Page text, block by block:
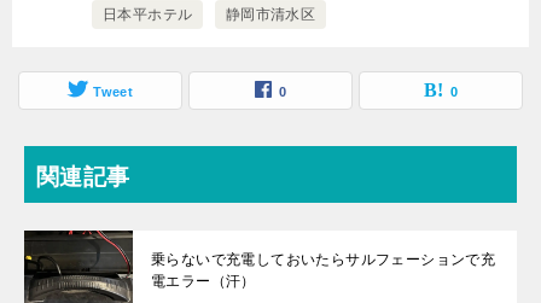
日本平ホテル 静岡市清水区
Tweet 0 0
関連記事
乗らないで充電しておいたらサルフェーションで充
電エラー（汗）